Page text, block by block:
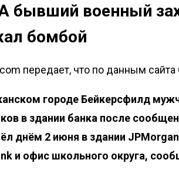
бывший военный
бомбой
передает, что по данным сайта
городе Бейкерсфилд
в здании банка после
днём 2 июня в здании
и офис школьного округа,